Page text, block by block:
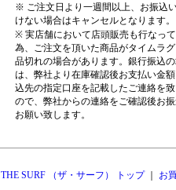
※ ご注文日より一週間以上、お振込
けない場合はキャンセルとなります。
※ 実店舗において店頭販売も行なっ
為、ご注文を頂いた商品がタイムラ
品切れの場合があります。銀行振込
は、弊社より在庫確認後お支払い金
込先の指定口座を記載したご連絡を
ので、弊社からの連絡をご確認後お
お願い致します。
THE SURF （ザ・サーフ） トップ｜ お